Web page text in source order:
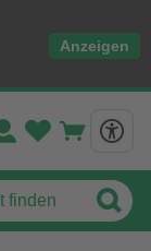
Anzeigen